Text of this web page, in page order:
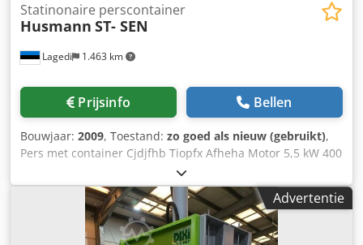
Lagedi 1.463 km
Statinonaire perscontainer
Husmann ST- SEN
Prijsinfo Bellen
Bouwjaar: 2009, Toestand: zo goed als nieuw (gebruikt),
Pers met container Cjdjfhb Tiopfx Afheha Motor 5,5 kW 400
Advertentie